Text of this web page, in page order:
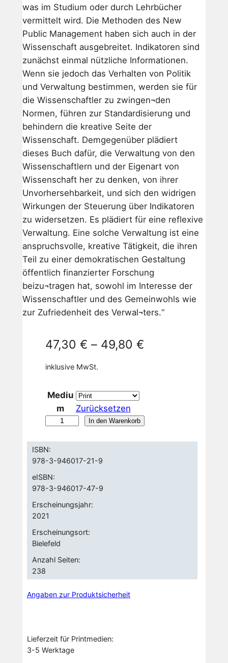
was im Studium oder durch Lehrbücher
vermittelt wird. Die Methoden des New
Public Management haben sich auch in der
Wissenschaft ausgebreitet. Indikatoren sind
zunächst einmal nützliche Informationen.
Wenn sie jedoch das Verhalten von Politik
und Verwaltung bestimmen, werden sie für
die Wissenschaftler zu zwingen¬den
Normen, führen zur Standardisierung und
behindern die kreative Seite der
Wissenschaft. Demgegenüber plädiert
dieses Buch dafür, die Verwaltung von den
Wissenschaftlern und der Eigenart von
Wissenschaft her zu denken, von ihrer
Unvorhersehbarkeit, und sich den widrigen
Wirkungen der Steuerung über Indikatoren
zu widersetzen. Es plädiert für eine reflexive
Verwaltung. Eine solche Verwaltung ist eine
anspruchsvolle, kreative Tätigkeit, die ihren
Teil zu einer demokratischen Gestaltung
öffentlich finanzierter Forschung
beizu¬tragen hat, sowohl im Interesse der
Wissenschaftler und des Gemeinwohls wie
zur Zufriedenheit des Verwal¬ters.“
47,30 € – 49,80 €
inklusive MwSt.
Mediu
m
Zurücksetzen
r
e
n
d
i
p
t
u
n
d
n
In den Warenkorb
ISBN:
978-3-946017-21-9
eISBN:
978-3-946017-47-9
Erscheinungsjahr:
2021
Erscheinungsort:
Bielefeld
Anzahl Seiten:
238
Angaben zur Produktsicherheit
Lieferzeit für Printmedien:
3-5 Werktage